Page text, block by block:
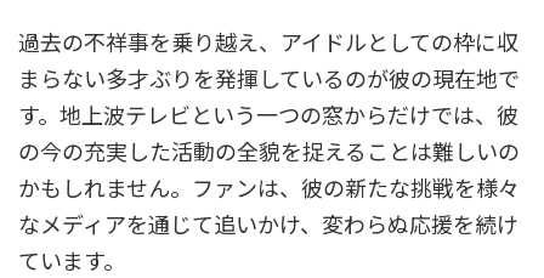
過去の不祥事を乗り越え、アイドルとしての枠に収
まらない多才ぶりを発揮しているのが彼の現在地で
す。地上波テレビという一つの窓からだけでは、彼
の今の充実した活動の全貌を捉えることは難しいの
かもしれません。ファンは、彼の新たな挑戦を様々
なメディアを通じて追いかけ、変わらぬ応援を続け
ています。